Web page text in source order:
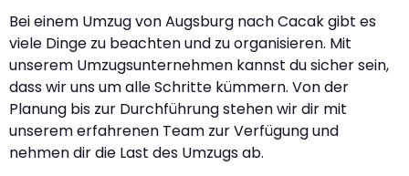
Bei einem Umzug von Augsburg nach Cacak gibt es
viele Dinge zu beachten und zu organisieren. Mit
unserem Umzugsunternehmen kannst du sicher sein,
dass wir uns um alle Schritte kümmern. Von der
Planung bis zur Durchführung stehen wir dir mit
unserem erfahrenen Team zur Verfügung und
nehmen dir die Last des Umzugs ab.